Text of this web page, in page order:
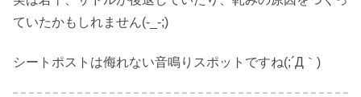
ていたかもしれません(-_-;)
シートポストは侮れない音鳴りスポットですね(;´Д｀)